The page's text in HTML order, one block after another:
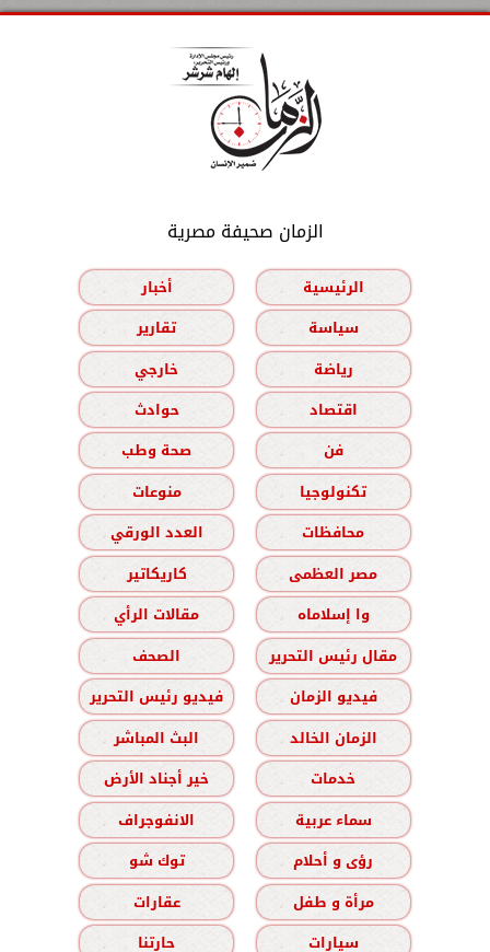
الزمان صحيفة مصرية
الرئيسية
أخبار
سياسة
تقارير
رياضة
خارجي
اقتصاد
حوادث
فن
صحة وطب
تكنولوجيا
منوعات
محافظات
العدد الورقي
مصر العظمى
كاريكاتير
وا إسلاماه
مقالات الرأي
مقال رئيس التحرير
الصحف
فيديو الزمان
فيديو رئيس التحرير
الزمان الخالد
البث المباشر
خدمات
خير أجناد الأرض
سماء عربية
الانفوجراف
رؤى و أحلام
توك شو
مرأة و طفل
عقارات
سيارات
حارتنا